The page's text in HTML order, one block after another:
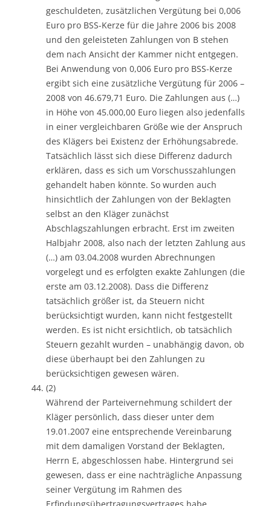
geschuldeten, zusätzlichen Vergütung bei 0,006
Euro pro BSS-Kerze für die Jahre 2006 bis 2008
und den geleisteten Zahlungen von B stehen
dem nach Ansicht der Kammer nicht entgegen.
Bei Anwendung von 0,006 Euro pro BSS-Kerze
ergibt sich eine zusätzliche Vergütung für 2006 –
2008 von 46.679,71 Euro. Die Zahlungen aus (…)
in Höhe von 45.000,00 Euro liegen also jedenfalls
in einer vergleichbaren Größe wie der Anspruch
des Klägers bei Existenz der Erhöhungsabrede.
Tatsächlich lässt sich diese Differenz dadurch
erklären, dass es sich um Vorschusszahlungen
gehandelt haben könnte. So wurden auch
hinsichtlich der Zahlungen von der Beklagten
selbst an den Kläger zunächst
Abschlagszahlungen erbracht. Erst im zweiten
Halbjahr 2008, also nach der letzten Zahlung aus
(…) am 03.04.2008 wurden Abrechnungen
vorgelegt und es erfolgten exakte Zahlungen (die
erste am 03.12.2008). Dass die Differenz
tatsächlich größer ist, da Steuern nicht
berücksichtigt wurden, kann nicht festgestellt
werden. Es ist nicht ersichtlich, ob tatsächlich
Steuern gezahlt wurden – unabhängig davon, ob
diese überhaupt bei den Zahlungen zu
berücksichtigen gewesen wären.
(2)
Während der Parteivernehmung schildert der
Kläger persönlich, dass dieser unter dem
19.01.2007 eine entsprechende Vereinbarung
mit dem damaligen Vorstand der Beklagten,
Herrn E, abgeschlossen habe. Hintergrund sei
gewesen, dass er eine nachträgliche Anpassung
seiner Vergütung im Rahmen des
Erfindungsübertragungsvertrages habe